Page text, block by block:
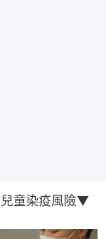
童染疫風險▼